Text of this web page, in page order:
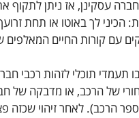
עסקינן, אז ניתן לתקוף
הכיני לך באוטו או תחת
עם קורות החיים המאלפים
תעמדי תוכלי לזהות רכבי
של הרכב, או מדבקה של
הרכב). לאחר זיהוי שכזה